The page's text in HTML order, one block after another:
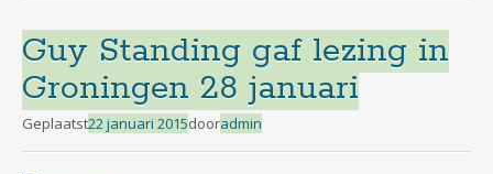
Guy Standing gaf lezing in
Groningen 28 januari
Geplaatst22 januari 2015dooradmin